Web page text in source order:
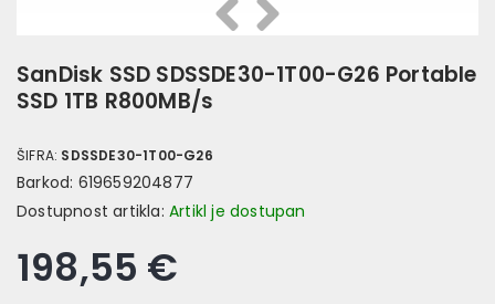
PrethodnaSlijedeća
SanDisk SSD SDSSDE30-1T00-G26 Portable
SSD 1TB R800MB/s
ŠIFRA: SDSSDE30-1T00-G26
Barkod: 619659204877
Dostupnost artikla: Artikl je dostupan
198,55 €